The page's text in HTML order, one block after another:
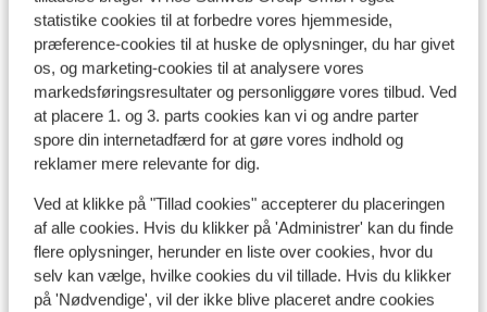
statistike cookies til at forbedre vores hjemmeside,
præference-cookies til at huske de oplysninger, du har givet
os, og marketing-cookies til at analysere vores
markedsføringsresultater og personliggøre vores tilbud. Ved
at placere 1. og 3. parts cookies kan vi og andre parter
spore din internetadfærd for at gøre vores indhold og
reklamer mere relevante for dig.
Ved at klikke på "Tillad cookies" accepterer du placeringen
af alle cookies. Hvis du klikker på 'Administrer' kan du finde
flere oplysninger, herunder en liste over cookies, hvor du
selv kan vælge, hvilke cookies du vil tillade. Hvis du klikker
på 'Nødvendige', vil der ikke blive placeret andre cookies